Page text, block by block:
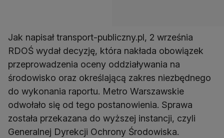
Jak napisał transport-publiczny.pl, 2 września
RDOŚ wydał decyzję, która nakłada obowiązek
przeprowadzenia oceny oddziaływania na
środowisko oraz określającą zakres niezbędnego
do wykonania raportu. Metro Warszawskie
odwołało się od tego postanowienia. Sprawa
została przekazana do wyższej instancji, czyli
Generalnej Dyrekcji Ochrony Środowiska.